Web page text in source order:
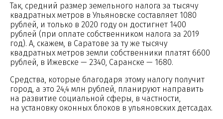
Так, средний размер земельного налога за тысячу
квадратных метров в Ульяновске составляет 1080
рублей, и только в 2020 году он достигнет 1400
рублей (при оплате собственником налога за 2019
год). А, скажем, в Саратове за ту же тысячу
квадратных метров земли собственники платят 6600
рублей, в Ижевске — 2340, Саранске — 1680.
Средства, которые благодаря этому налогу получит
город, а это 24,4 млн рублей, планируют направить
на развитие социальной сферы, в частности,
на установку оконных блоков в ульяновских детсадах.